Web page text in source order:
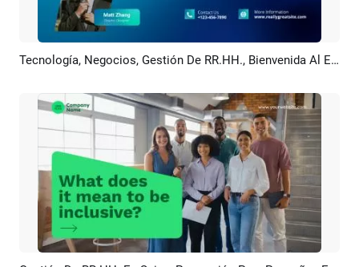
Previsualizar Crear IA Tecnología, Negocios, Gestión De RR.HH., Bienvenida Al Equipo, Presentación